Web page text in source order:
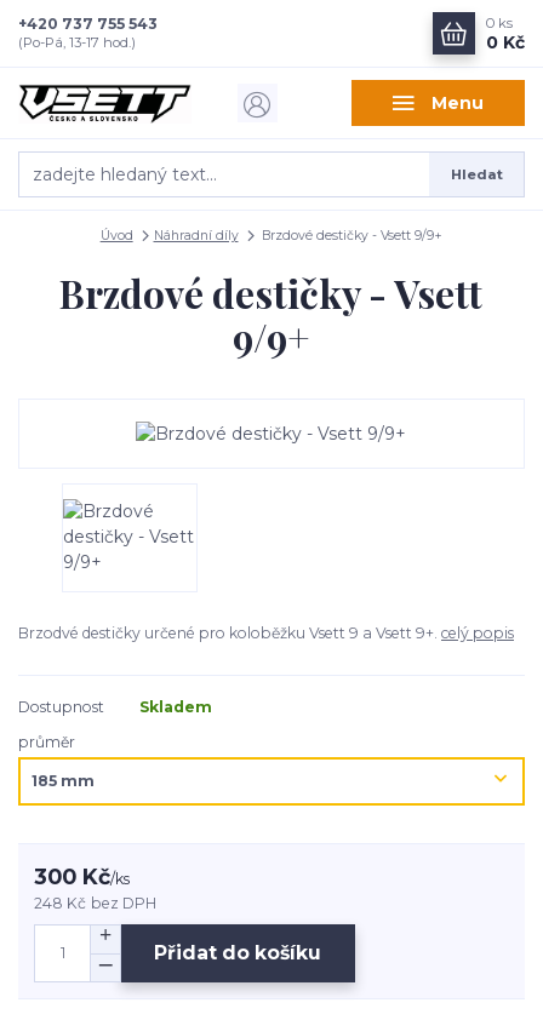
Menu
Hledat
+420 737 755 543
(Po-Pá, 13-17 hod.)
0 ks
0 Kč
Úvod Náhradní díly Brzdové destičky - Vsett 9/9+
Brzdové destičky - Vsett
9/9+
Brzodvé destičky určené pro koloběžku Vsett 9 a Vsett 9+. celý popis
Dostupnost
Skladem
průměr
300 Kč/ks
248 Kč bez DPH
Přidat do košíku